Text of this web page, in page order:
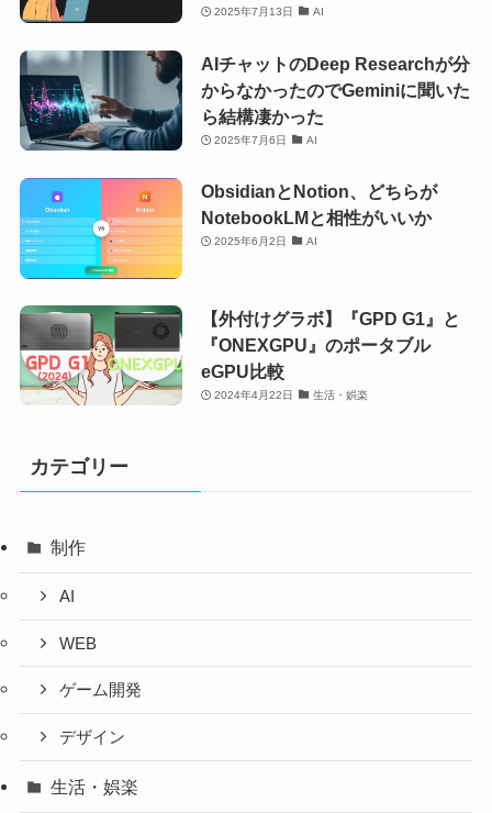
2025年7月13日 AI
AIチャットのDeep Researchが分
からなかったのでGeminiに聞いた
ら結構凄かった
2025年7月6日 AI
ObsidianとNotion、どちらが
NotebookLMと相性がいいか
2025年6月2日 AI
【外付けグラボ】『GPD G1』と
『ONEXGPU』のポータブル
eGPU比較
2024年4月22日 生活・娯楽
カテゴリー
制作
AI
WEB
ゲーム開発
デザイン
生活・娯楽